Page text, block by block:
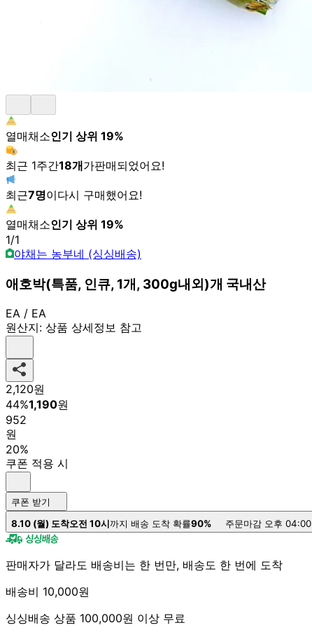
열매채소인기 상위 19%
최근 1주간18개가판매되었어요!
최근7명이다시 구매했어요!
열매채소인기 상위 19%
1/1
야채는 농부네 (싱싱배송)
애호박(특품, 인큐, 1개, 300g내외)개 국내산
EA / EA
원산지: 상품 상세정보 참고
2,120원
44%1,190원
952
원
20%
쿠폰 적용 시
쿠폰 받기
8.10 (월) 도착오전 10시까지 배송 도착 확률90% 주문마감 오후 04:00
판매자가 달라도 배송비는 한 번만, 배송도 한 번에 도착
배송비 10,000원
싱싱배송 상품 100,000원 이상 무료